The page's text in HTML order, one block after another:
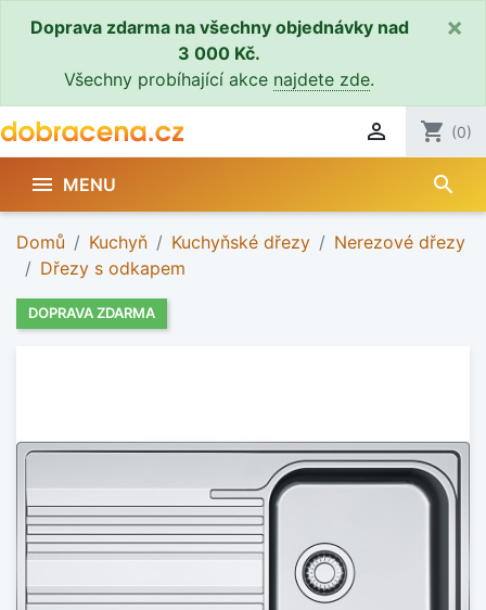
Doprava zdarma na všechny objednávky nad
3 000 Kč.
Všechny probíhající akce najdete zde.
×
 shopping_cart (0)
 MENU search
Domů Kuchyň Kuchyňské dřezy
Nerezové dřezy
Dřezy s odkapem
DOPRAVA ZDARMA